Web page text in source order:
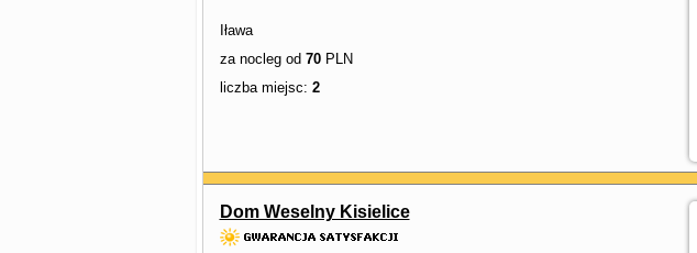
Iława
za nocleg od 70PLN
liczba miejsc: 2
Dom Weselny Kisielice